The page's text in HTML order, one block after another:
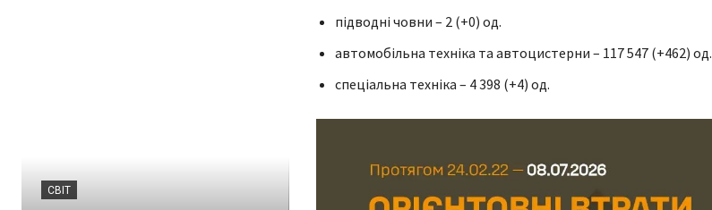
СВІТ
підводні човни – 2 (+0) од.
автомобільна техніка та автоцистерни – 117 547 (+462) од.
спеціальна техніка – 4 398 (+4) од.